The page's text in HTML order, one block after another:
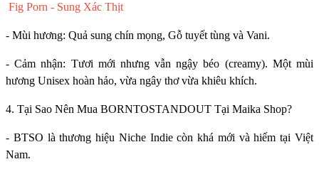
Fig Porn - Sung Xác Thịt
- Mùi hương: Quả sung chín mọng, Gỗ tuyết tùng và Vani.
- Cảm nhận: Tươi mới nhưng vẫn ngậy béo (creamy). Một mùi
hương Unisex hoàn hảo, vừa ngây thơ vừa khiêu khích.
4. Tại Sao Nên Mua BORNTOSTANDOUT Tại Maika Shop?
- BTSO là thương hiệu Niche Indie còn khá mới và hiếm tại Việt
Nam.